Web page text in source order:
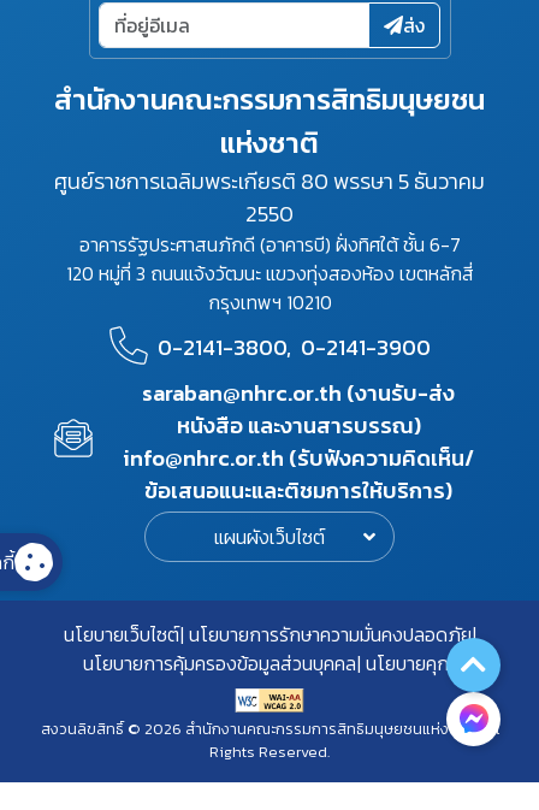
สำนักงานคณะกรรมการสิทธิมนุษยชน
แห่งชาติ
ศูนย์ราชการเฉลิมพระเกียรติ 80 พรรษา 5 ธันวาคม
2550
อาคารรัฐประศาสนภักดี (อาคารบี) ฝั่งทิศใต้ ชั้น 6-7
120 หมู่ที่ 3 ถนนแจ้งวัฒนะ แขวงทุ่งสองห้อง เขตหลักสี่
กรุงเทพฯ 10210
0-2141-3800, 0-2141-3900
saraban@nhrc.or.th (งานรับ-ส่ง
หนังสือ และงานสารบรรณ)
info@nhrc.or.th (รับฟังความคิดเห็น/
ข้อเสนอแนะและติชมการให้บริการ)
แผนผังเว็บไซต์
ส่ง
นโยบายเว็บไซต์ นโยบายการรักษาความมั่นคงปลอดภัย
นโยบายการคุ้มครองข้อมูลส่วนบุคคล นโยบายคุกกี้
สงวนลิขสิทธิ์ © 2026 สำนักงานคณะกรรมการสิทธิมนุษยชนแห่งชาติ. All
Rights Reserved.